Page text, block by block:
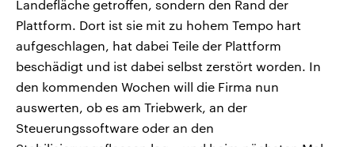
Landefläche getroffen, sondern den Rand der
Plattform. Dort ist sie mit zu hohem Tempo hart
aufgeschlagen, hat dabei Teile der Plattform
beschädigt und ist dabei selbst zerstört worden. In
den kommenden Wochen will die Firma nun
auswerten, ob es am Triebwerk, an der
Steuerungssoftware oder an den